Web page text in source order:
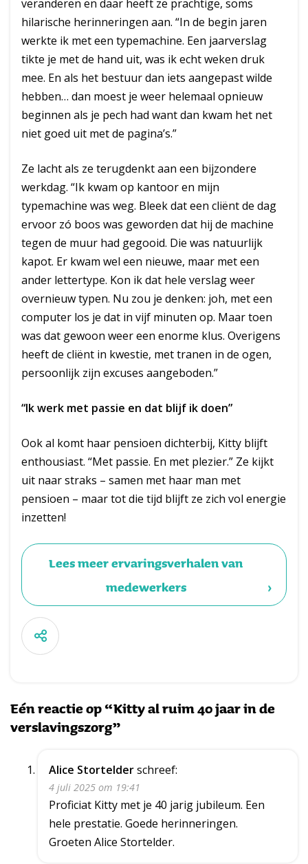
veranderen en daar heeft ze prachtige, soms
hilarische herinneringen aan. “In de begin jaren
werkte ik met een typemachine. Een jaarverslag
tikte je met de hand uit, was ik echt weken druk
mee. En als het bestuur dan iets aangepast wilde
hebben… dan moest je weer helemaal opnieuw
beginnen als je pech had want dan kwam het net
niet goed uit met de pagina’s.”
Ze lacht als ze terugdenkt aan een bijzondere
werkdag. “Ik kwam op kantoor en mijn
typemachine was weg. Bleek dat een cliënt de dag
ervoor zó boos was geworden dat hij de machine
tegen de muur had gegooid. Die was natuurlijk
kapot. Er kwam wel een nieuwe, maar met een
ander lettertype. Kon ik dat hele verslag weer
overnieuw typen. Nu zou je denken: joh, met een
computer los je dat in vijf minuten op. Maar toen
was dat gewoon weer een enorme klus. Overigens
heeft de cliënt in kwestie, met tranen in de ogen,
persoonlijk zijn excuses aangeboden.”
“Ik werk met passie en dat blijf ik doen”
Ook al komt haar pensioen dichterbij, Kitty blijft
enthousiast. “Met passie. En met plezier.” Ze kijkt
uit naar straks – samen met haar man met
pensioen – maar tot die tijd blijft ze zich vol energie
inzetten!
Lees meer ervaringsverhalen van
medewerkers
Eén reactie op “Kitty al ruim 40 jaar in de
verslavingszorg”
Alice Stortelderschreef:
4 juli 2025 om 19:41
Proficiat Kitty met je 40 jarig jubileum. Een
hele prestatie. Goede herinneringen.
Groeten Alice Stortelder.